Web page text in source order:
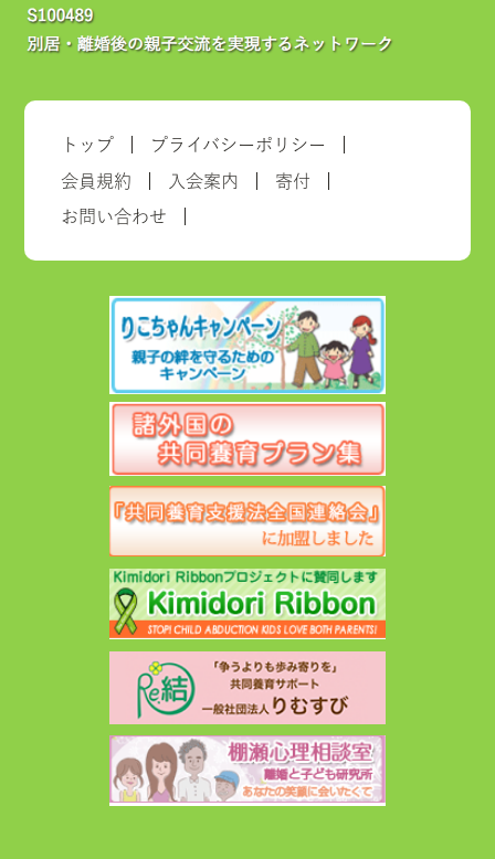
トップ プライバシーポリシー
会員規約 入会案内 寄付
お問い合わせ